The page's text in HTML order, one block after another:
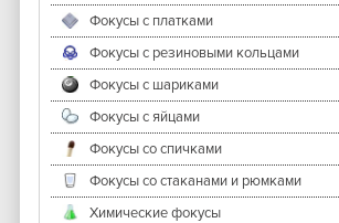
Фокусы с платками
Фокусы с резиновыми кольцами
Фокусы с шариками
Фокусы с яйцами
Фокусы со спичками
Фокусы со стаканами и рюмками
Химические фокусы